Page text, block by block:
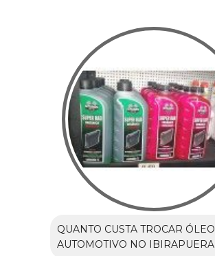
QUANTO CUSTA TROCAR ÓLEO
AUTOMOTIVO NO IBIRAPUERA